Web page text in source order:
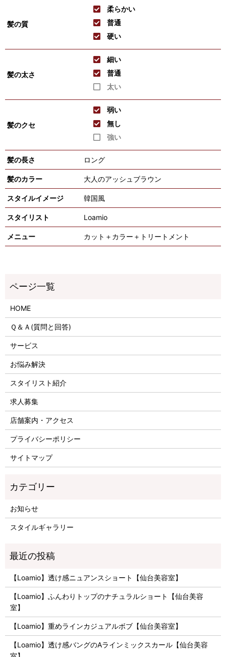
髪の質
柔らかい
普通
硬い
髪の太さ
細い
普通
太い
髪のクセ
弱い
無し
強い
髪の長さ ロング
髪のカラー 大人のアッシュブラウン
スタイルイメージ 韓国風
スタイリスト Loamio
メニュー カット＋カラー＋トリートメント
HOME
Ｑ＆Ａ(質問と回答)
サービス
お悩み解決
スタイリスト紹介
求人募集
店舗案内・アクセス
プライバシーポリシー
サイトマップ
お知らせ
スタイルギャラリー
【Loamio】透け感ニュアンスショート【仙台美容室】
【Loamio】ふんわりトップのナチュラルショート【仙台美容
室】
【Loamio】重めラインカジュアルボブ【仙台美容室】
【Loamio】透け感バングのAラインミックスカール【仙台美容